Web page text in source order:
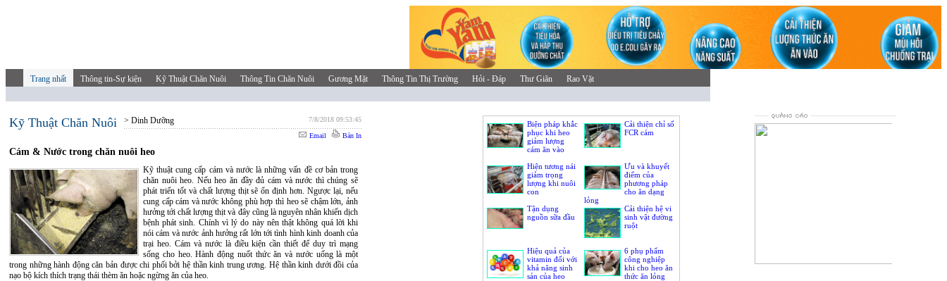
Trang nhất Thông tin-Sự kiện Kỹ Thuật Chăn Nuôi Thông Tin Chăn Nuôi Gương Mặt Thông Tin Thị Trường Hỏi - Đáp Thư Giãn Rao Vặt
Kỹ Thuật Chăn Nuôi > Dinh Dưỡng 7/8/2018 09:53:45
Email Bản In
Cám & Nước trong chăn nuôi heo
Kỹ thuật cung cấp cám và nước là những vấn đề cơ bản trong
chăn nuôi heo. Nếu heo ăn đầy đủ cám và nước thì chúng sẽ
phát triển tốt và chất lượng thịt sẽ ổn định hơn. Ngược lại, nếu
cung cấp cám và nước không phù hợp thì heo sẽ chậm lớn, ảnh
hưởng tới chất lượng thịt và đây cũng là nguyên nhân khiến dịch
bệnh phát sinh. Chính vì lý do này nên thật không quá lời khi
nói cám và nước ảnh hưởng rất lớn tới tình hình kinh doanh của
trại heo. Cám và nước là điều kiện cần thiết để duy trì mạng
sống cho heo. Hành động nuốt thức ăn và nước uống là một
trong những hành động căn bản được chi phối bởi hệ thần kinh trung ương. Hệ thần kinh dưới đồi của
nạo bộ kích thích trạng thái thèm ăn hoặc ngừng ăn của heo.
Cải thiện chỉ số
FCR cám
Biện pháp khắc
phục khi heo
giảm lượng
cám ăn vào
Ưu và khuyết
điểm của
phương pháp
cho ăn dạng
lỏng
Hiện tương nái
giảm trọng
lượng khi nuôi
con
Cải thiện hệ vi
sinh vật đường
ruột
Tận dụng
nguồn sữa đầu
6 phụ phẩm
công nghiệp
khi cho heo ăn
thức ăn lỏng
Hiệu quả của
vitamin đối với
khả năng sinh
sản của heo